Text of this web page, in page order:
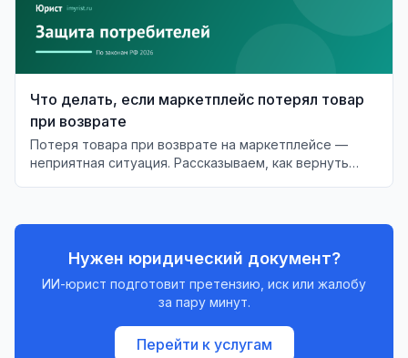
Что делать, если маркетплейс потерял товар
при возврате
Потеря товара при возврате на маркетплейсе —
неприятная ситуация. Рассказываем, как вернуть
Нужен юридический документ?
ИИ-юрист подготовит претензию, иск или жалобу
за пару минут.
Перейти к услугам